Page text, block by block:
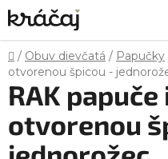
Prejsť
na
obsah
Domov
/ Obuv dievčatá / Papučky
otvorenou špicou -
RAK
otvorenou